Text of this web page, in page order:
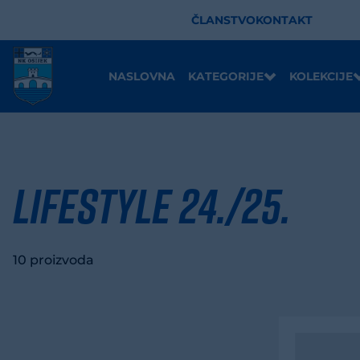
ČLANSTVOKONTAKT
NASLOVNA KATEGORIJE KOLEKCIJE
LIFESTYLE 24./25.
10 proizvoda